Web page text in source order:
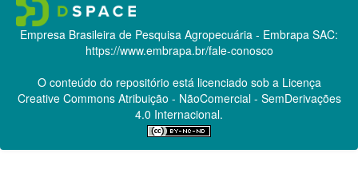
Empresa Brasileira de Pesquisa Agropecuária - Embrapa SAC:
https://www.embrapa.br/fale-conosco
O conteúdo do repositório está licenciado sob a Licença
Creative CommonsAtribuição - NãoComercial - SemDerivações
4.0 Internacional.